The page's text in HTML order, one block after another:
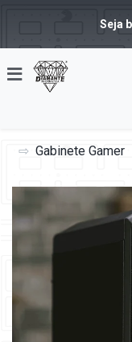
Seja
Gabinete Gamer